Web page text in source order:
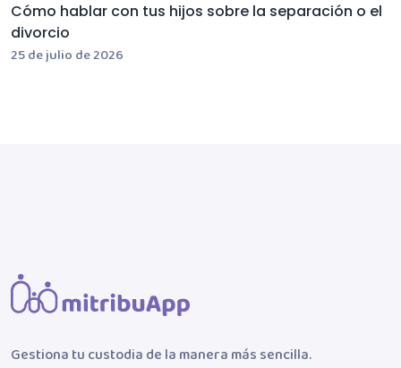
Cómo hablar con tus hijos sobre la separación o el
divorcio
25 de julio de 2026
Gestiona tu custodia de la manera más sencilla.